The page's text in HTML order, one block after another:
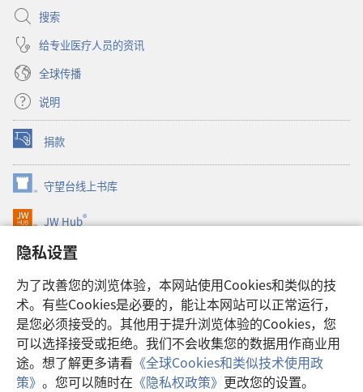
隐私设置
为了改善您的浏览体验，本网站使用Cookies和类似的技
术。有些Cookies是必要的，能让本网站可以正常运行，
是您必须接受的。其他用于提升浏览体验的Cookies，您
可以选择接受或拒绝。我们不会收集您的数据用作商业用
途。想了解更多请看 《全球Cookies和类似技术使用政
策》 。您可以随时在 《隐私权政策》 更改您的设置。
搜索
给专业医疗人员的资讯
全球传播
说明
捐款
（打
开
新
窗
口）
守望台线上书库
（打
开
新
口）
JW Hub®
（打
开
新
口）
JW Library®
Watchtower Library
Copyright© 2026 Watch Tower Bible and Tract Society of Pennsylvania.